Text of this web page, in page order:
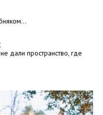
дали пространство, где